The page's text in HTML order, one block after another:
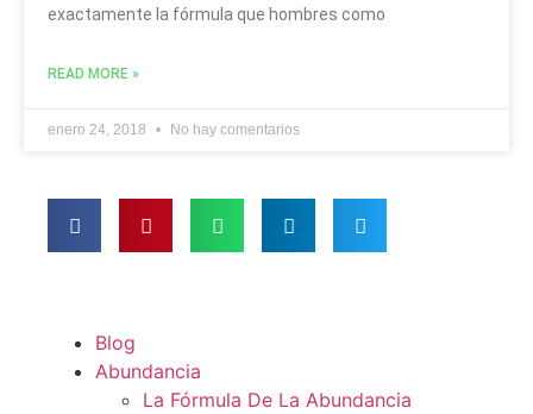
exactamente la fórmula que hombres como
READ MORE »
enero 24, 2018 No hay comentarios
Blog
Abundancia
La Fórmula De La Abundancia